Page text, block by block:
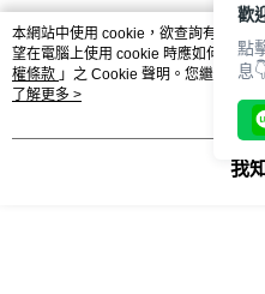
熱門標籤
本網站中使用 cookie，欲查詢有關本網
望在電腦上使用 cookie 時應如何變更
權條款 」之 Cookie 聲明。您繼續使用
用條款之 Cookie 聲明使用 cookie。
了解更多 >
我
歡
點
息👇